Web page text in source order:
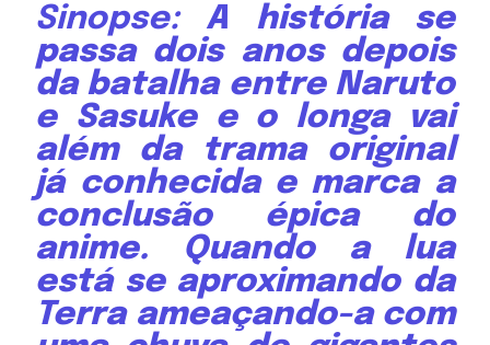
Sinopse:A história se
passa dois anos depois
da batalha entre Naruto
e Sasuke e o longa vai
além da trama original
já conhecida e marca a
conclusão épica do
anime. Quando a lua
está se aproximando da
Terra ameaçando-a com